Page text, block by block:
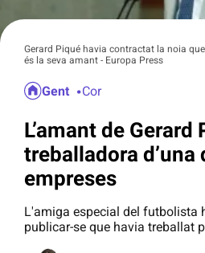
Gerard Piqué havia contractat la noia
és la seva amant - Europa Press
Gent Cor
L’amant de Gerard
treballadora d’una
empreses
L'amiga especial del futbolista
publicar-se que havia treballat